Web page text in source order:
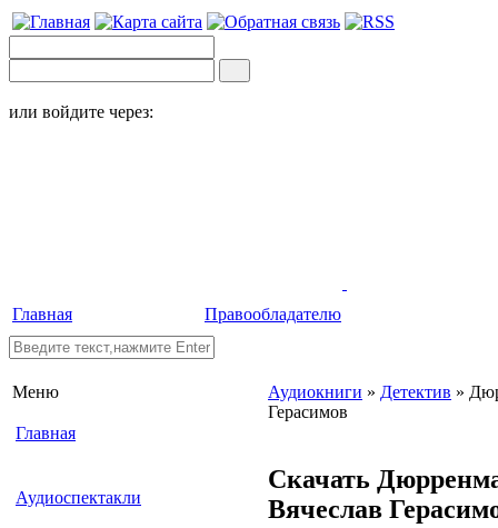
или войдите через:
Главная Правообладателю
Меню
Главная
Аудиоспектакли
Аудиокниги » Детектив »
Герасимов
Скачать
Вячеслав